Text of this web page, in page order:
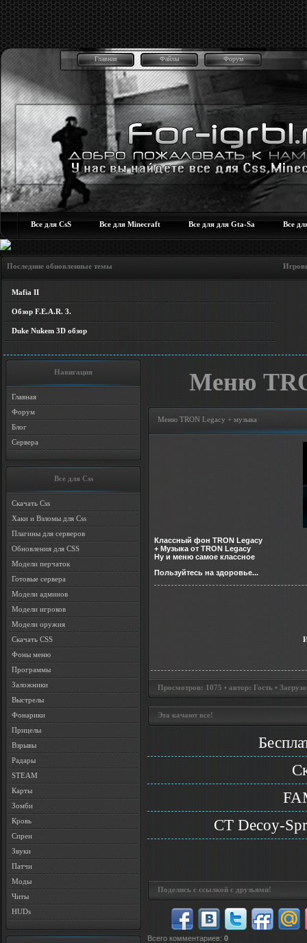
Главная Файлы Форум
Все для CsS Все для Minecraft Все для для Gta-Sa Все
Последние обновленные темы Игровые
Mafia II
Обзор F.E.A.R. 3.
Duke Nukem 3D обзор
Навигация
Главная
Форум
Блог
Сервера
Все для Css
Скачать Css
Хаки и Взломы для Css
Плагины для серверов
Обновления для CSS
Модели перчаток
Готовые сервера
Модели админов
Модели игроков
Модели оружия
Скачать CSS
Фоны меню
Программы
Заложники
Выстрелы
Фонарики
Прицелы
Взрывы
Радары
STEAM
Карты
Зомби
Кровь
Спреи
Звуки
Патчи
Моды
Читы
HUDs
Меню
Меню TRON Legacy + музыка
Классный фон TRON Legacy
+ Музыка от TRON Legacy
Ну и меню самое классное
Пользуйтесь на здоровье...
Просмотров: 1075 • автор: Гость •
Эта качают все!
CT Decoy-
Поделись с ссылкой с друзьями!
Всего комментариев: 0